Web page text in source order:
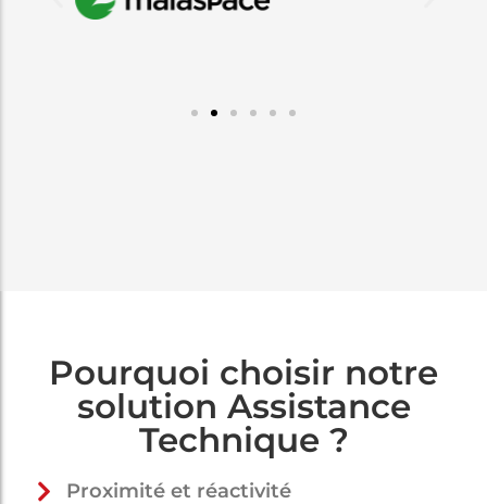
Pourquoi choisir notre
solution Assistance
Technique ?
Proximité et réactivité